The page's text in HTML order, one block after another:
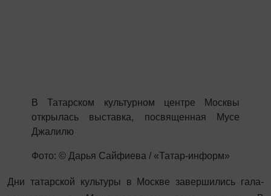
В Татарском культурном центре Москвы
открылась выставка, посвященная Мусе
Джалилю
Фото: © Дарья Сайфиева / «Татар-информ»
Дни татарской культуры в Москве завершились гала-